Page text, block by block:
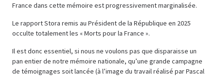
France dans cette mémoire est progressivement marginalisée.
Le rapport Stora remis au Président de la République en 2025
occulte totalement les « Morts pour la France ».
Il est donc essentiel, si nous ne voulons pas que disparaisse un
pan entier de notre mémoire nationale, qu’une grande campagne
de témoignages soit lancée (à l’image du travail réalisé par Pascal